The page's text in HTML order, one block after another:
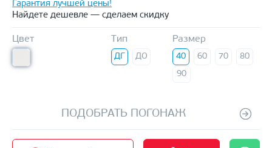
Гарантия лучшей цены!
Найдете дешевле — сделаем скидку
Цвет Тип
ДГ ДО
Размер
40 60 70
80
90
ПОДОБРАТЬ ПОГОНАЖ